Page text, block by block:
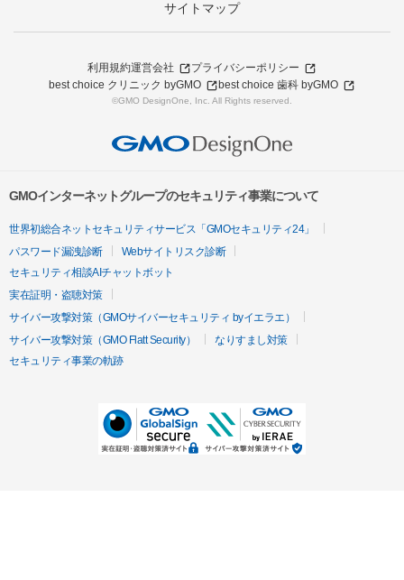
サイトマップ
利用規約運営会社
プライバシーポリシー
best choice クリニック byGMO
best choice 歯科 byGMO
©GMO DesignOne, Inc. All Rights reserved.
GMOインターネットグループのセキュリティ事業について
世界初総合ネットセキュリティサービス「GMOセキュリティ24」
パスワード漏洩診断
Webサイトリスク診断
セキュリティ相談AIチャットボット
実在証明・盗聴対策
サイバー攻撃対策（GMOサイバーセキュリティ byイエラエ）
サイバー攻撃対策（GMO Flatt Security）
なりすまし対策
セキュリティ事業の軌跡